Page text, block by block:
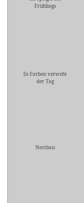
Frühlings
In Farben verweht
der Tag
Nestbau